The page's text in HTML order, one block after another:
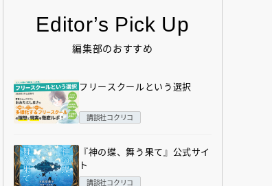
Editor’s Pick Up
編集部のおすすめ
フリースクールという選択
講談社コクリコ
『神の蝶、舞う果て』公式サイ
ト
講談社コクリコ